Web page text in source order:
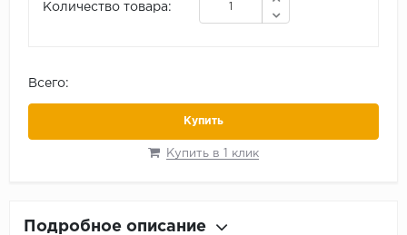
Количество товара:
Всего:
Купить
Купить в 1 клик
Подробное описание